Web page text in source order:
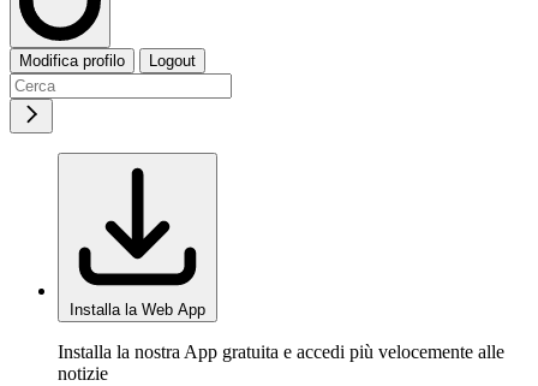
Modifica profilo Logout
Installa la Web App
Installa la nostra App gratuita e accedi più velocemente alle
notizie